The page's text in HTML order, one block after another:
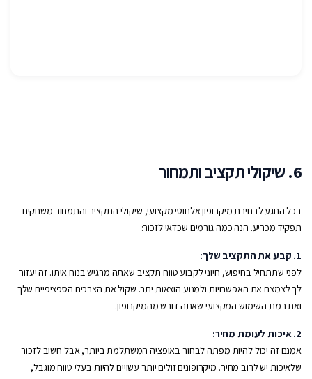
6. שיקולי תקציב ותמחור
בכל הנוגע לבחירת מיקרופון אלחוטי מקצועי, שיקולי התקציב והתמחור משחקים
תפקיד מכריע. הנה כמה גורמים שכדאי לזכור:
1. קבע את התקציב שלך:
לפני שתתחיל בחיפוש, חיוני לקבוע טווח תקציב שאתה מרגיש בנוח איתו. זה יעזור
לך לצמצם את האפשרויות ולמנוע הוצאות יתר. שקול את הצרכים הספציפיים שלך
ואת רמת השימוש המקצועי שאתה דורש מהמיקרופון.
2. איכות לעומת מחיר:
אמנם זה יכול להיות מפתה לבחור באופציה המשתלמת ביותר, אבל חשוב לזכור
שלאיכות יש לרוב מחיר. מיקרופונים זולים יותר עשויים להיות בעלי טווח מוגבל,